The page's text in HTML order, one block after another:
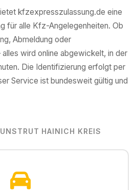
kfzexpresszulassung.de eine
für alle Kfz-Angelegenheiten. Ob
Abmeldung oder
alles wird online abgewickelt, in der
Die Identifizierung erfolgt per
Service ist bundesweit gültig und
UNSTRUT HAINICH KREIS